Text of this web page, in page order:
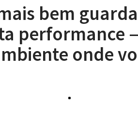
bem
performance
onde